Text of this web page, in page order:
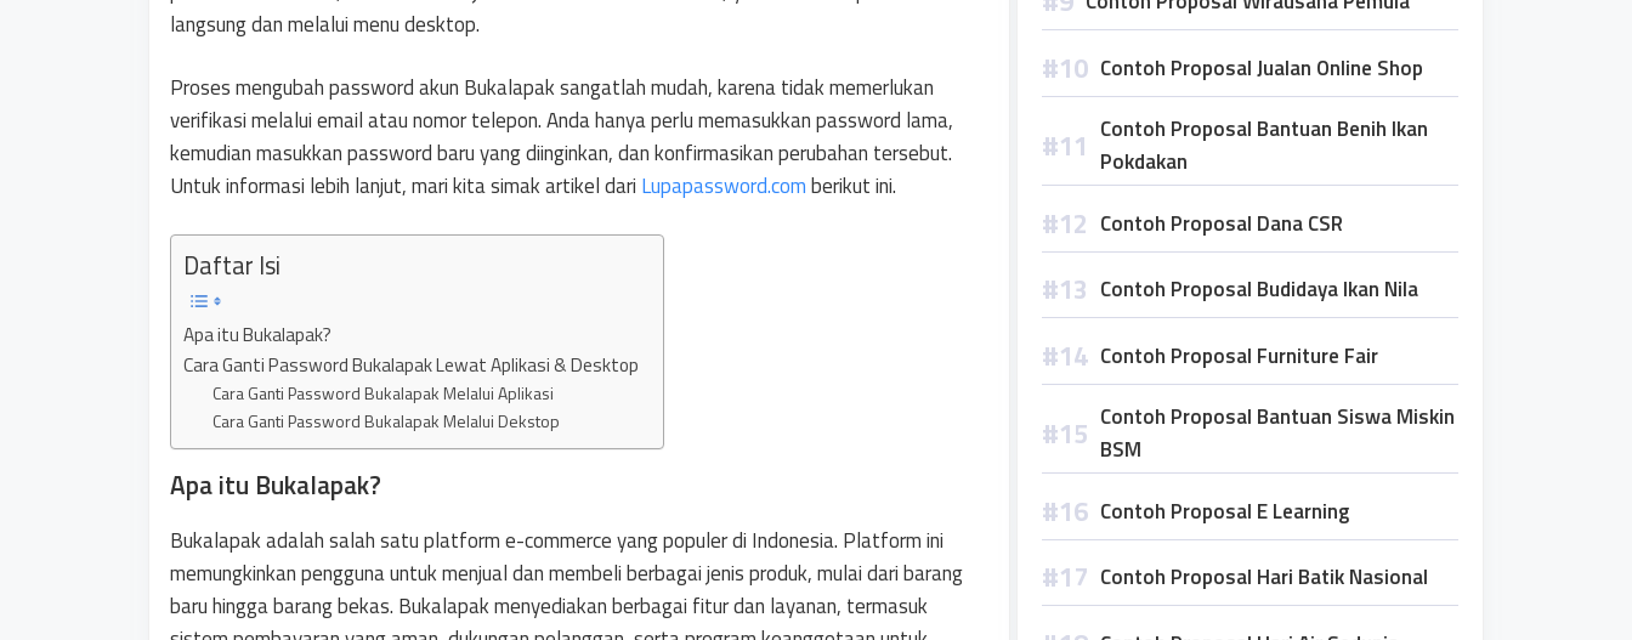
langsung dan melalui menu desktop.
Proses mengubah password akun Bukalapak sangatlah mudah, karena tidak memerlukan
verifikasi melalui email atau nomor telepon. Anda hanya perlu memasukkan password lama,
kemudian masukkan password baru yang diinginkan, dan konfirmasikan perubahan tersebut.
Untuk informasi lebih lanjut, mari kita simak artikel dari Lupapassword.comberikut ini.
Daftar Isi
Apa itu Bukalapak?
Cara Ganti Password Bukalapak Lewat Aplikasi & Desktop
Cara Ganti Password Bukalapak Melalui Aplikasi
Cara Ganti Password Bukalapak Melalui Dekstop
Apa itu Bukalapak?
Bukalapak adalah salah satu platform e-commerce yang populer di Indonesia. Platform ini
memungkinkan pengguna untuk menjual dan membeli berbagai jenis produk, mulai dari barang
baru hingga barang bekas. Bukalapak menyediakan berbagai fitur dan layanan, termasuk
Contoh Proposal Jualan Online Shop
Contoh Proposal Bantuan Benih Ikan
Pokdakan
Contoh Proposal Dana CSR
Contoh Proposal Budidaya Ikan Nila
Contoh Proposal Furniture Fair
Contoh Proposal Bantuan Siswa Miskin
BSM
Contoh Proposal E Learning
Contoh Proposal Hari Batik Nasional